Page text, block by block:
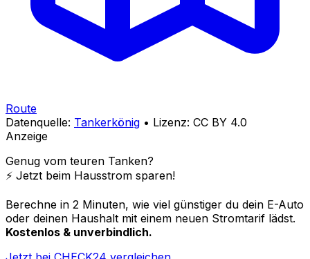
Route
Datenquelle: Tankerkönig • Lizenz: CC BY 4.0
Anzeige
Genug vom teuren Tanken?
⚡️ Jetzt beim Hausstrom sparen!
Berechne in 2 Minuten, wie viel günstiger du dein E-Auto
oder deinen Haushalt mit einem neuen Stromtarif lädst.
Kostenlos & unverbindlich.